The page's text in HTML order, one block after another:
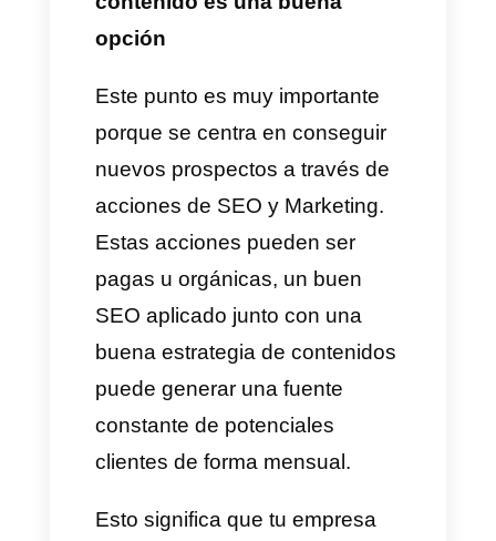
necesidades y lo que busca, de
mejores presentaciones
personalizadas basadas en la
situación de cada cliente en
particular.
2) Las demostraciones lo son
Cuando un visitante se
potencial es allí cuando todo